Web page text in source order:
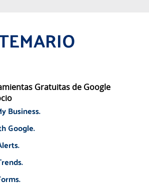
Gratuitas de Google
Business.
Google.